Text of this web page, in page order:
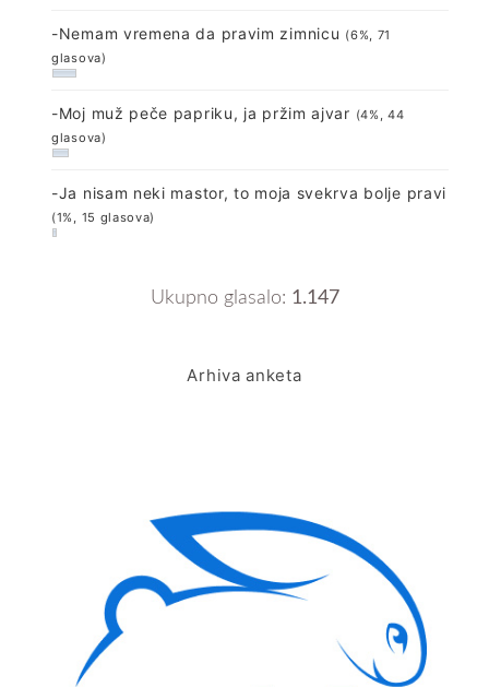
-Nemam vremena da pravim zimnicu (6%, 71
glasova)
-Moj muž peče papriku, ja pržim ajvar (4%, 44
glasova)
-Ja nisam neki mastor, to moja svekrva bolje pravi
(1%, 15 glasova)
Ukupno glasalo: 1.147
Arhiva anketa